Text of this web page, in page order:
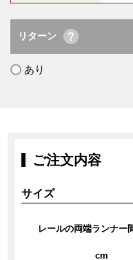
リターン
あり
ご注文内容
サイズ
レールの両端ランナー
cm